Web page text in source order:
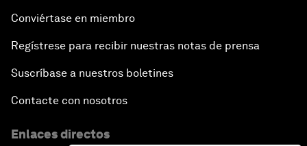
Conviértase en miembro
Regístrese para recibir nuestras notas de prensa
Suscríbase a nuestros boletines
Contacte con nosotros
Enlaces directos